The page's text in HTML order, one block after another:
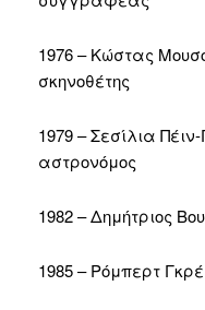
1976 – Κώστας
σκηνοθέτης
1979 – Σεσίλια
αστρονόμος
1982 – Δημήτριος
1985 – Ρόμπερτ